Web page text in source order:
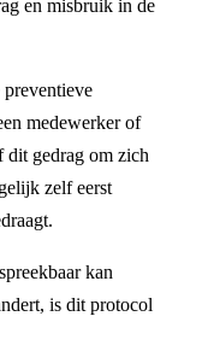
en misbruik in de
preventieve
medewerker of
gedrag om zich
zelf eerst
kan
is dit protocol